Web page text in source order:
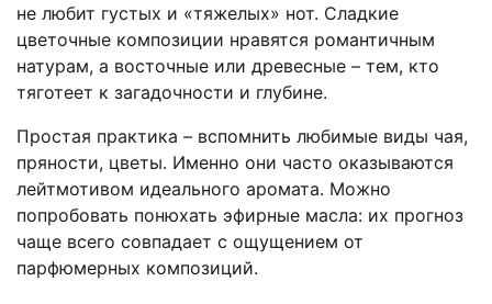
не любит густых и «тяжелых» нот. Сладкие
цветочные композиции нравятся романтичным
натурам, а восточные или древесные – тем, кто
тяготеет к загадочности и глубине.
Простая практика – вспомнить любимые виды чая,
пряности, цветы. Именно они часто оказываются
лейтмотивом идеального аромата. Можно
попробовать понюхать эфирные масла: их прогноз
чаще всего совпадает с ощущением от
парфюмерных композиций.